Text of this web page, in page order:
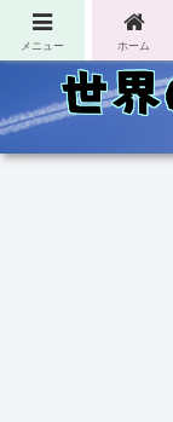
コンテンツへスキップ
メニュー ホーム